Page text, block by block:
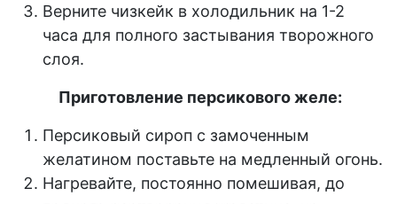
Верните чизкейк в холодильник на 1-2
часа для полного застывания творожного
слоя.
Приготовление персикового желе:
Персиковый сироп с замоченным
желатином поставьте на медленный огонь.
Нагревайте, постоянно помешивая, до